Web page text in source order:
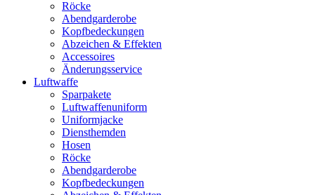
Röcke
Abendgarderobe
Kopfbedeckungen
Abzeichen & Effekten
Accessoires
Änderungsservice
Luftwaffe
Sparpakete
Luftwaffenuniform
Uniformjacke
Diensthemden
Hosen
Röcke
Abendgarderobe
Kopfbedeckungen